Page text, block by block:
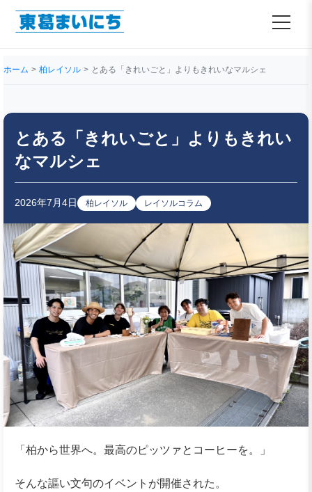
ホーム 柏レイソル とある「きれいごと」よりもきれいなマルシェ
とある「きれいごと」よりもきれい
なマルシェ
2026年7月4日 柏レイソル レイソルコラム
「柏から世界へ。最高のピッツァとコーヒーを。」
そんな謳い文句のイベントが開催された。